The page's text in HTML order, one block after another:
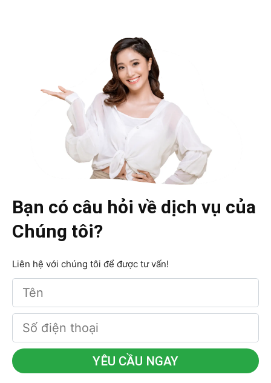
Bạn có câu hỏi về dịch vụ của
Chúng tôi?
Liên hệ với chúng tôi để được tư vấn!